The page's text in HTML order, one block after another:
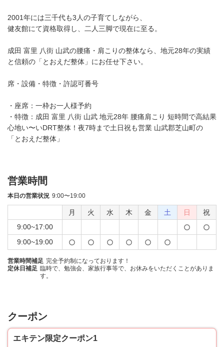
2001年には三千代も3人の子育てしながら、
健友館にて資格取得し、二人三脚で現在に至る。
成田 富里 八街 山武の腰痛・肩こりの整体なら、地元28年の実績
と信頼の「とおえだ整体」にお任せ下さい。
席・設備・特徴・許認可番号
・座席：一枠お一人様予約
・特徴：成田 富里 八街 山武 地元28年 腰痛肩こり 短時間で高結果
心地い〜いDRT整体！夜7時まで土日祝も営業 山武郡芝山町の
「とおえだ整体」
営業時間
本日の営業状況 9:00〜19:00
月 火 水 木 金 土 日
祝
9:00~17:00
9:00~19:00
営業時間補足 完全予約制になっております！
定休日補足 臨時で、勉強会、家族行事等で、お休みをいただくことがありま
す。
クーポン
エキテン限定クーポン1